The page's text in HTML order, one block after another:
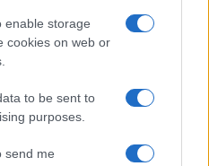
enable storage
cookies on web or
to be sent to
purposes.
send me
tu vivienda
para proteger tu hogar…